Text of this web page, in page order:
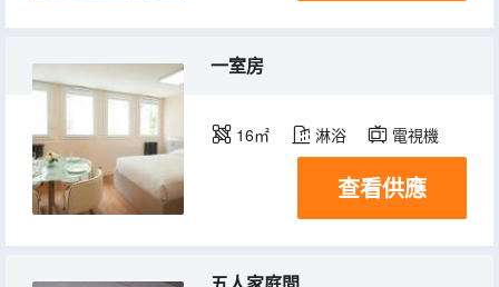
一室房
16㎡ 淋浴 電視機
查看供應